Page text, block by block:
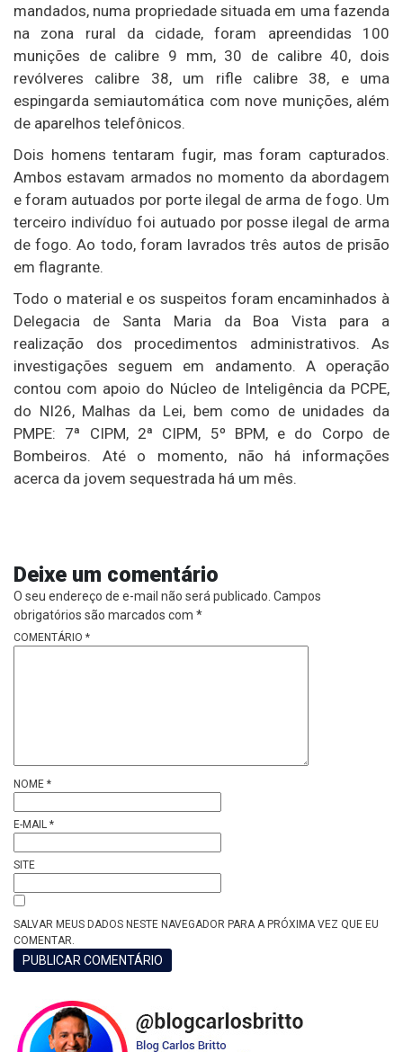
mandados, numa propriedade situada em uma fazenda
na zona rural da cidade, foram apreendidas 100
munições de calibre 9 mm, 30 de calibre 40, dois
revólveres calibre 38, um rifle calibre 38, e uma
espingarda semiautomática com nove munições, além
de aparelhos telefônicos.
Dois homens tentaram fugir, mas foram capturados.
Ambos estavam armados no momento da abordagem
e foram autuados por porte ilegal de arma de fogo. Um
terceiro indivíduo foi autuado por posse ilegal de arma
de fogo. Ao todo, foram lavrados três autos de prisão
em flagrante.
Todo o material e os suspeitos foram encaminhados à
Delegacia de Santa Maria da Boa Vista para a
realização dos procedimentos administrativos. As
investigações seguem em andamento. A operação
contou com apoio do Núcleo de Inteligência da PCPE,
do NI26, Malhas da Lei, bem como de unidades da
PMPE: 7ª CIPM, 2ª CIPM, 5º BPM, e do Corpo de
Bombeiros. Até o momento, não há informações
acerca da jovem sequestrada há um mês.
Deixe um comentário
O seu endereço de e-mail não será publicado. Campos
obrigatórios são marcados com *
COMENTÁRIO *
NOME *
E-MAIL *
SITE
SALVAR MEUS DADOS NESTE NAVEGADOR PARA A PRÓXIMA VEZ QUE EU
COMENTAR.